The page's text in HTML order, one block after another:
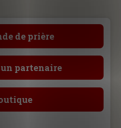
de prière
partenaire